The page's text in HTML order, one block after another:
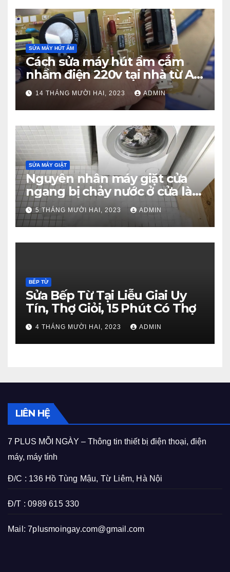
SỬA MÁY HÚT ẨM
Cách sửa máy hút ẩm cắm
nhầm điện 220v tại nhà từ A –
Z
14 THÁNG MƯỜI HAI, 2023 ADMIN
SỬA MÁY GIẶT
Nguyên nhân máy giặt cửa
ngang bị chảy nước ở cửa là
gì?5 THÁNG MƯỜI HAI, 2023 ADMIN
BẾP TỪ
Sửa Bếp Từ Tại Liễu Giai Uy
Tín, Thợ Giỏi, 15 Phút Có Thợ
4 THÁNG MƯỜI HAI, 2023 ADMIN
LIÊN HỆ
7 PLUS MỖI NGÀY – Thông tin thiết bị điện thoại, điện
máy, máy tính
Đ/C : 136 Hồ Tùng Mậu, Từ Liêm, Hà Nội
Đ/T : 0989 615 330
Mail:7plusmoingay.com@gmail.com